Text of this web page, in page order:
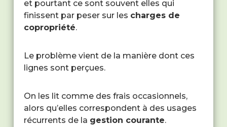
et pourtant ce sont souvent elles qui
finissent par peser sur les charges de
copropriété.
Le problème vient de la manière dont ces
lignes sont perçues.
On les lit comme des frais occasionnels,
alors qu’elles correspondent à des usages
récurrents de la gestion courante.